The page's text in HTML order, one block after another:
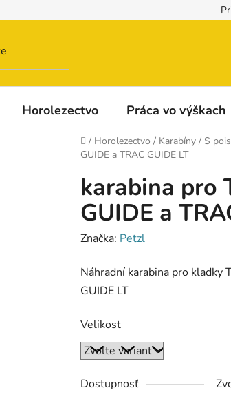
Horolezectvo Práca vo výškach
Domov
/ Horolezectvo / Karabíny / S
GUIDE a TRAC GUIDE LT
karabina pro
GUIDE a
Značka: Petzl
Náhradní karabina pro kladky
GUIDE LT
Velikost
Dostupnosť